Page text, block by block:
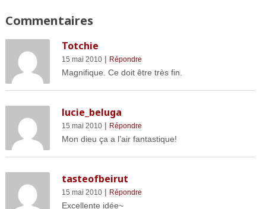
Commentaires
Totchie
15 mai 2010| Répondre
Magnifique. Ce doit être très fin.
lucie_beluga
15 mai 2010| Répondre
Mon dieu ça a l’air fantastique!
tasteofbeirut
15 mai 2010| Répondre
Excellente idée~